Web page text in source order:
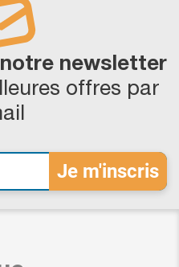
newsletter
offres par